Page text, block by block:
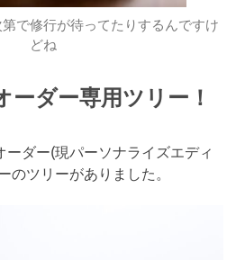
で修行が待ってたりするんですけ
どね
ーダー専用ツリー！
ダー(現パーソナライズエディ
のツリーがありました。